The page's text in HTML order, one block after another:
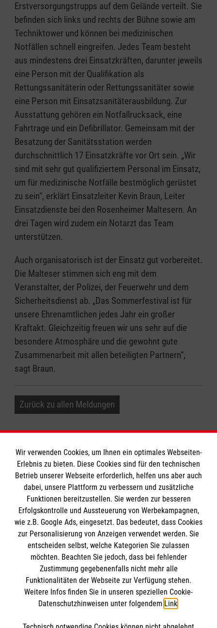
Erstversorgungstrupps auf dem Gelände verteilt. Sie
befinden sich links und rechts der Bühne sowie am
Techniktower und können bei medizinischen
Notfällen schnell eingreifen. Jedes Team besteht
aus mindestens drei Einsatzkräften, darunter jeweils
eine Person mit der Qualifikation als
Rettungssanitäterin oder Rettungssanitäter sowie
eine Person mit Einsatzsanitäterausbildung. Zur
Ausstattung gehören ein Notfallrucksack, eine
Fahrtrage und ein Defibrillator. Gemeinsam mit der
Besatzung der Sanitätsstation werden
durchschnittlich 17 Einsatzkräfte vor Ort sein. „Wir
sind mit sehr gut qualifiziertem Personal im Einsatz,
um für medizinische Notfälle bestmöglich gerüstet
zu sein“, erklärt Einsatzleiter Kevin Braun, Leiter
Einsatzdienste bei den Rosenheimer Maltesern. An
drei Tagen wird zudem ein Notarzt das Team
unterstützen.
Auch organisatorisch ist der Einsatz gut vorbereitet.
Die Malteser stimmen sich eng mit dem
Veranstalter, der Polizei, der Feuerwehr und dem
Sicherheitsdienst ab. „Das Sommerfestival ist für
unsere Ehrenamtlichen jedes Jahr ein großer
Kraftakt. Gleichzeitig freuen wir uns sehr auf die
besondere Atmosphäre und die gewohnt gute
Zusammenarbeit mit allen beteiligten Partnern“,
sagt Braun.
Zurück zu allen Meldungen
Informationen
Impressum
Datenschutz
Kontakt
Barrierefreiheit
Die Malteser
Malteser in Deutschland
Malteserorden
Sharepoint
Spendenkonto
Wir verwenden Cookies, um Ihnen ein optimales Webseiten-
Erlebnis zu bieten. Diese Cookies sind für den technischen
Betrieb unserer Webseite erforderlich, helfen uns aber auch
dabei, unsere Plattform zu verbessern und zusätzliche
Funktionen bereitzustellen. Sie werden zur besseren
Erfolgskontrolle und Aussteuerung von Werbekampagnen,
wie z.B. Google Ads, eingesetzt. Das bedeutet, dass Cookies
zur Personalisierung von Anzeigen verwendet werden. Sie
entscheiden selbst, welche Kategorien Sie zulassen
möchten. Beachten Sie jedoch, dass bei fehlender
Zustimmung gegebenenfalls nicht mehr alle
Funktionalitäten der Webseite zur Verfügung stehen.
Weitere Infos finden Sie in unseren speziellen Cookie-
Datenschutzhinweisen unter folgendem Link.